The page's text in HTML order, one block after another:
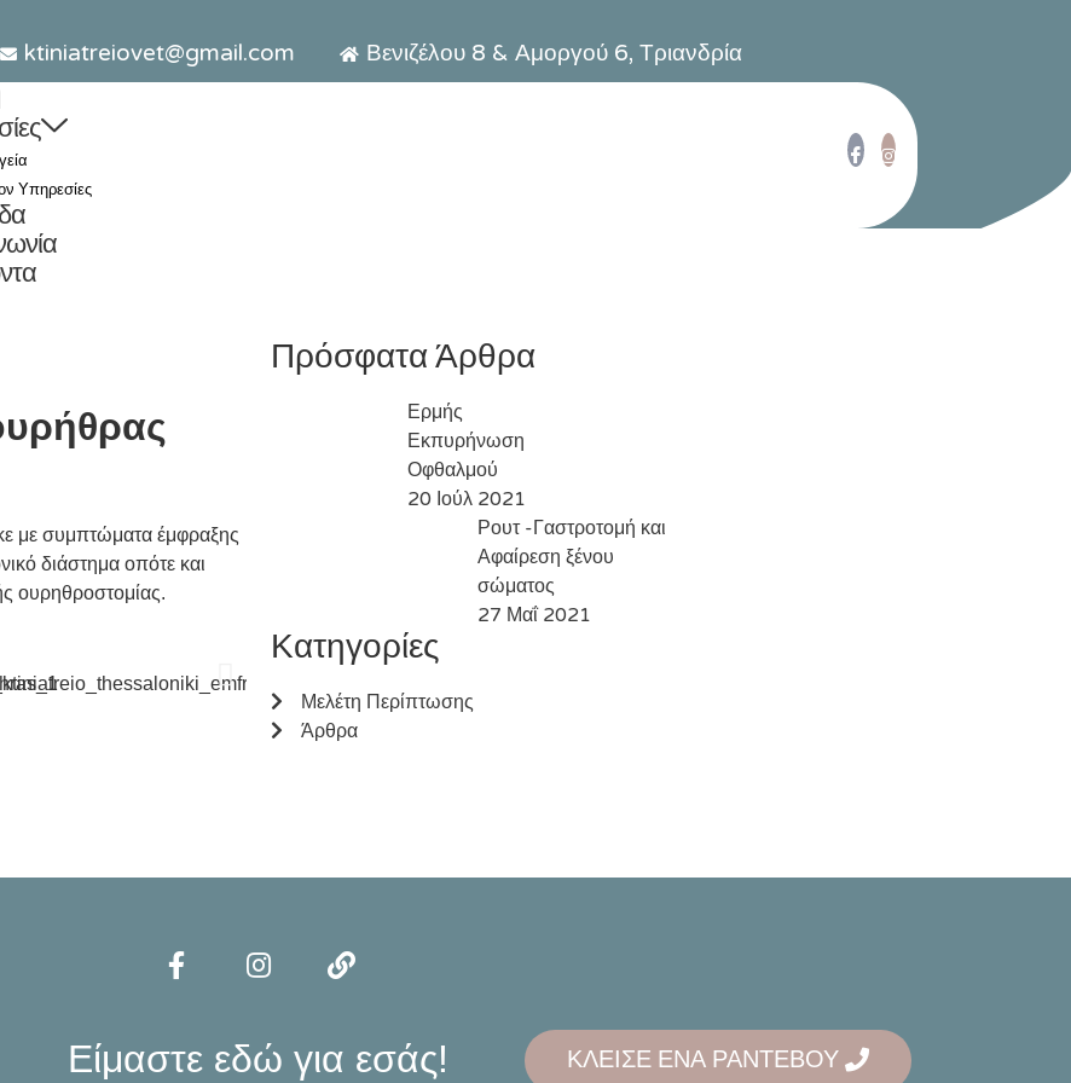
ktiniatreiovet@gmail.com Βενιζέλου 8 & Αμοργού 6, Τριανδρία
Υπηρεσίες
με συμπτώματα έμφραξης
διάστημα οπότε και
ουρηθροστομίας.
Πρόσφατα Άρθρα
Ερμής
Εκπυρήνωση
Οφθαλμού
20 Ιούλ 2021
Ρουτ -Γαστροτομή και
Αφαίρεση ξένου
σώματος
27 Μαΐ 2021
Κατηγορίες
Μελέτη Περίπτωσης
Άρθρα
Είμαστε εδώ για εσάς! ΚΛΕΙΣΕ ΕΝΑ ΡΑΝΤΕΒΟΥ